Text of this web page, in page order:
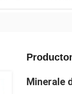
Minerale